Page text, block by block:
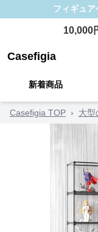
フィギュア
10,000
Casefigia
新着商品
Casefigia TOP › 大型